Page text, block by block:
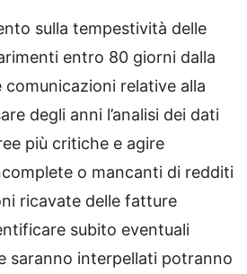
sulla tempestività delle
entro 80 giorni dalla
relative alla
degli anni l’analisi dei dati
più critiche e agire
o mancanti di redditi
ricavate delle fatture
subito eventuali
saranno interpellati potranno